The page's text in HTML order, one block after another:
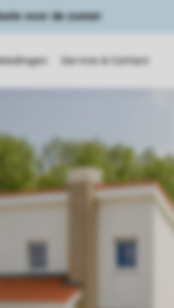
voor de zomer
Service & Contact